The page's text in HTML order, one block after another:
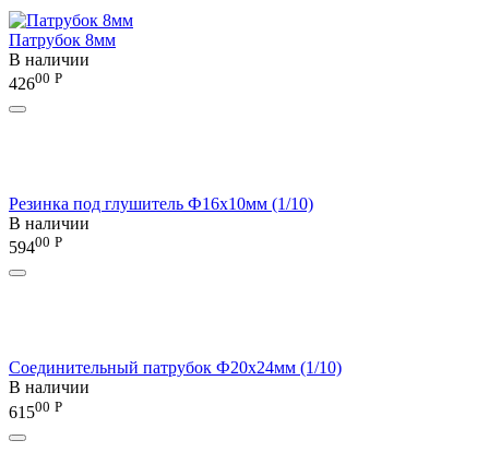
Патрубок 8мм
В наличии
42600 Р
Резинка под глушитель Ф16х10мм (1/10)
В наличии
59400 Р
Соединительный патрубок Ф20х24мм (1/10)
В наличии
61500 Р